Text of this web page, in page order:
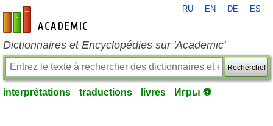
fr-academic.com
RU EN DE ES
Dictionnaires et Encyclopédies sur 'Academic'
Recherche!
interprétations traductions livres Игры ⚽